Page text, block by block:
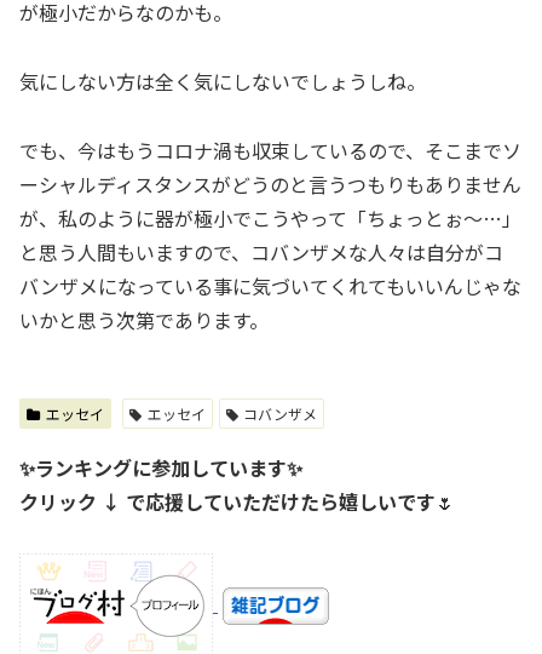
が極小だからなのかも。
気にしない方は全く気にしないでしょうしね。
でも、今はもうコロナ渦も収束しているので、そこまでソ
ーシャルディスタンスがどうのと言うつもりもありません
が、私のように器が極小でこうやって「ちょっとぉ～…」
と思う人間もいますので、コバンザメな人々は自分がコ
バンザメになっている事に気づいてくれてもいいんじゃな
いかと思う次第であります。
エッセイ エッセイ コバンザメ
✨ランキングに参加しています✨
クリック ↓ で応援していただけたら嬉しいです🌷